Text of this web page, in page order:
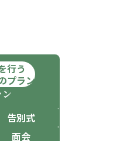
行う
プラン
告別式
面会